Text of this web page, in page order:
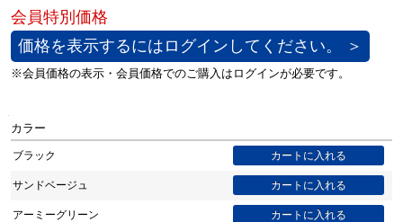
価格を表示するにはログインしてください。 ＞
カラー
ブラック
サンドベージュ
アーミーグリーン